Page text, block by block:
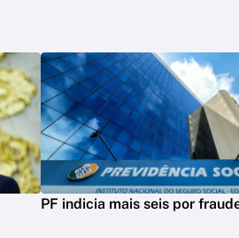
PF indicia mais seis por